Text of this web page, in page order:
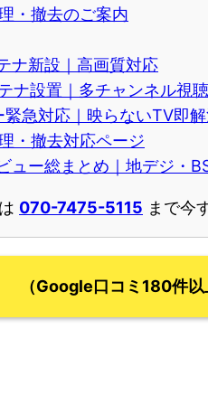
・撤去のご案内
ナ新設｜高画質対応
ナ設置｜多チャンネル視聴
急対応｜映らないTV即
・撤去対応ページ
ュー総まとめ｜地デジ・
070-7475-5115 まで今
（Google口コミ180件以